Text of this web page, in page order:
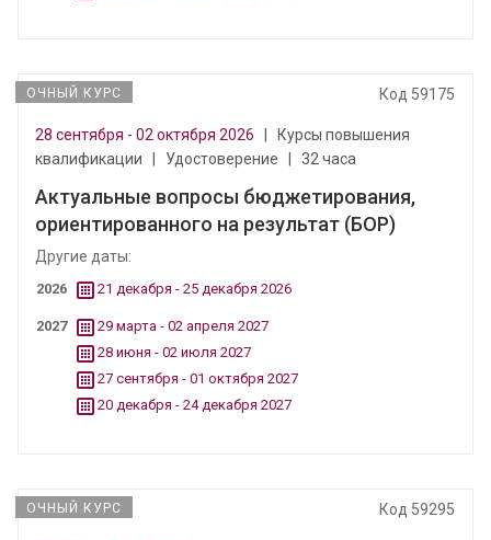
ОЧНЫЙ КУРС Код 59175
28 сентября - 02 октября 2026
Курсы повышения
квалификации
Удостоверение 32 часа
Актуальные вопросы бюджетирования,
ориентированного на результат (БОР)
Другие даты:
2026 21 декабря - 25 декабря 2026
2027
29 марта - 02 апреля 2027
28 июня - 02 июля 2027
27 сентября - 01 октября 2027
20 декабря - 24 декабря 2027
ОЧНЫЙ КУРС Код 59295